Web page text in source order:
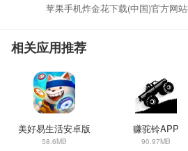
苹果手机炸金花下载(中国)官方网
相关应用推荐
美好易生活安卓版
58.6MB
赚驼铃APP
90.97MB